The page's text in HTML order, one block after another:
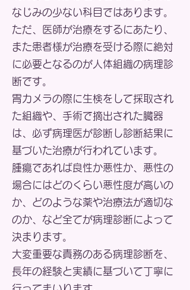
なじみの少ない科目ではあります。
ただ、医師が治療をするにあたり、
また患者様が治療を受ける際に絶対
に必要となるのが人体組織の病理診
断です。
胃カメラの際に生検をして採取され
た組織や、手術で摘出された臓器
は、必ず病理医が診断し診断結果に
基づいた治療が行われています。
腫瘍であれば良性か悪性か、悪性の
場合にはどのくらい悪性度が高いの
か、どのような薬や治療法が適切な
のか、など全てが病理診断によって
決まります。
大変重要な責務のある病理診断を、
長年の経験と実績に基づいて丁寧に